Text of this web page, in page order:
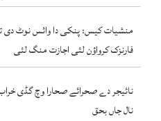
منشیات کیس: پنکی دا وائس نوٹ دی
فارنزک کرواؤن لئی اجازت منگ لئی
نال جاں بحق